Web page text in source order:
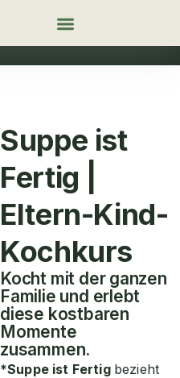
Suppe ist
Fertig |
Eltern-Kind-
Kochkurs
Kocht mit der ganzen
Familie und erlebt
diese kostbaren
Momente
zusammen.
*Suppe ist Fertig bezieht